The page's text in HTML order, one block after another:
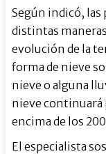
Según indicó, las
distintas
evolución de la
forma de nieve
nieve o alguna
nieve continuará
encima de los
El especialista